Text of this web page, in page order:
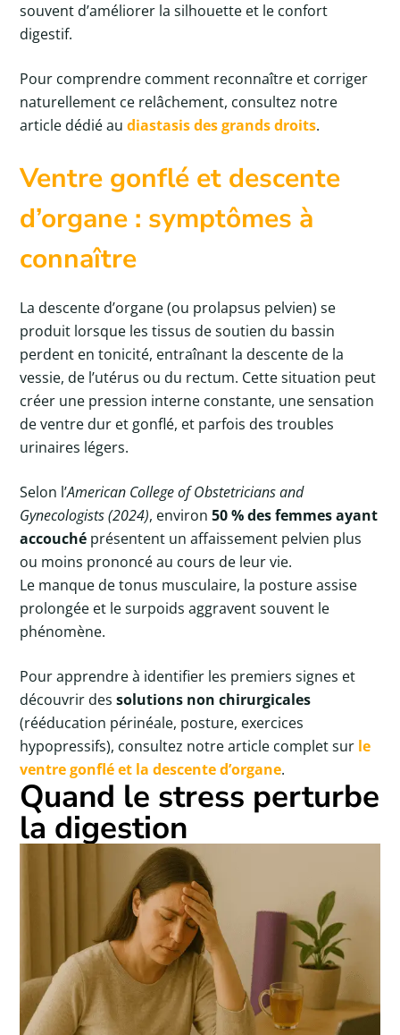
souvent d’améliorer la silhouette et le confort
digestif.
Pour comprendre comment reconnaître et corriger
naturellement ce relâchement, consultez notre
article dédié au diastasis des grands droits.
Ventre gonflé et descente
d’organe : symptômes à
connaître
La descente d’organe (ou prolapsus pelvien) se
produit lorsque les tissus de soutien du bassin
perdent en tonicité, entraînant la descente de la
vessie, de l’utérus ou du rectum. Cette situation peut
créer une pression interne constante, une sensation
de ventre dur et gonflé, et parfois des troubles
urinaires légers.
Selon l’American College of Obstetricians and
Gynecologists (2024), environ 50 % des femmes ayant
accouché présentent un affaissement pelvien plus
ou moins prononcé au cours de leur vie.
Le manque de tonus musculaire, la posture assise
prolongée et le surpoids aggravent souvent le
phénomène.
Pour apprendre à identifier les premiers signes et
découvrir des solutions non chirurgicales
(rééducation périnéale, posture, exercices
hypopressifs), consultez notre article complet sur le
ventre gonflé et la descente d’organe.
Quand le stress perturbe
la digestion